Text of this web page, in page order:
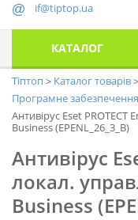
if@tiptop.ua
КАТАЛОГ
Тіптоп Каталог товарів
Програмне забезпечення
Антивірус Eset
Business (EPENL_26_3_B)
Антивірус
локал.
Business